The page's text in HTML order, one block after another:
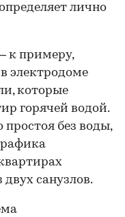
лично
к примеру,
электродоме
которые
горячей водой.
простоя без воды,
санузлов.